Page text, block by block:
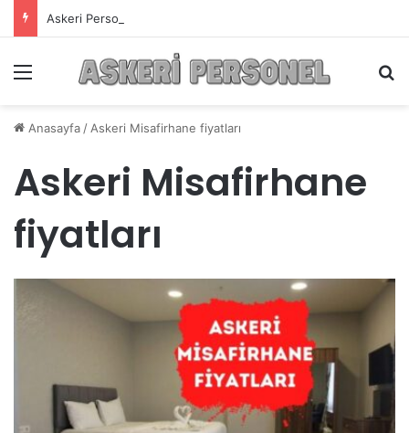
Askeri Personelin Güncel Haber ve Bilgi Sitesi.
Anasayfa / Askeri Misafirhane fiyatları
Askeri Misafirhane
fiyatları